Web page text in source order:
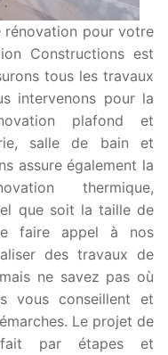
rénovation pour votre
Constructions est
tous les travaux
intervenons pour la
plafond et
salle de bain et
assure également la
thermique,
que soit la taille de
faire appel à nos
des travaux de
ne savez pas où
vous conseillent et
Le projet de
fait par étapes et